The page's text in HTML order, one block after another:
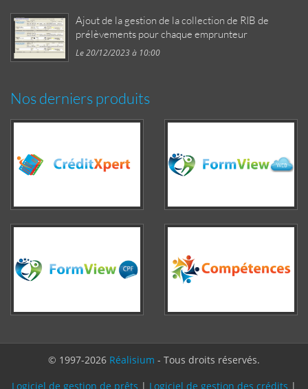
Ajout de la gestion de la collection de RIB de
prélèvements pour chaque emprunteur
Le 20/12/2023 à 10:00
Nos derniers produits
© 1997-2026 Réalisium - Tous droits réservés.
Logiciel de gestion de prêts | Logiciel de gestion des crédits |